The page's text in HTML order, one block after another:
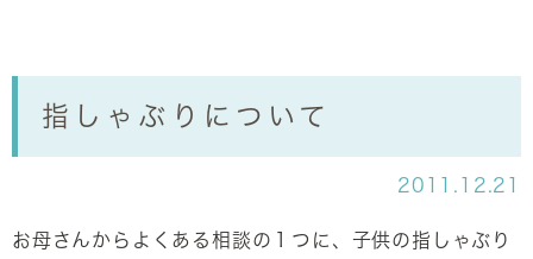
指しゃぶりについて
2011.12.21
お母さんからよくある相談の１つに、子供の指しゃぶり